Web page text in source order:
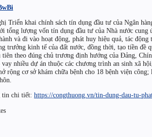
Triển khai chính sách tín dụng đầu tư của Ngân
tổng lượng vốn tín dụng đầu tư của Nhà nước cung
và đi vào hoạt động, phát huy hiệu quả, tác
trưởng kinh tế của đất nước, đồng thời, tạo tiền đề
tiên theo đúng chủ trương định hướng của Đảng,
vay nhiều dự án thuộc các chương trình an sinh xã
rộng cơ sở khám chữa bệnh cho 18 bệnh viện
tin chi tiết: https://congthuong.vn/tin-dung-dau-tu-